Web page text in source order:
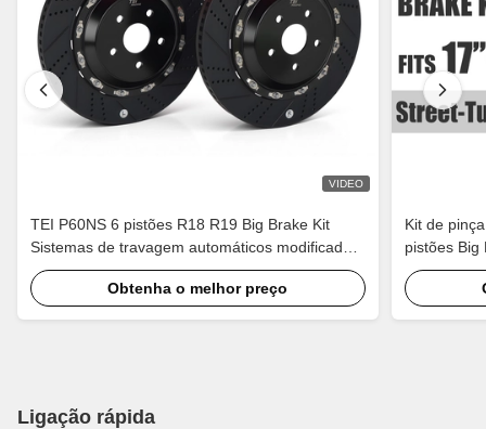
VIDEO
TEI P60NS 6 pistões R18 R19 Big Brake Kit
Sistemas de travagem automáticos modificados
Peças de calibre para Lexus IS250 IS300 XE20
XE30 2005-2022Obtenha o melhor preço
Kit de
pistões Big
2018,
CV1/2/3/4/
Ligação rápida